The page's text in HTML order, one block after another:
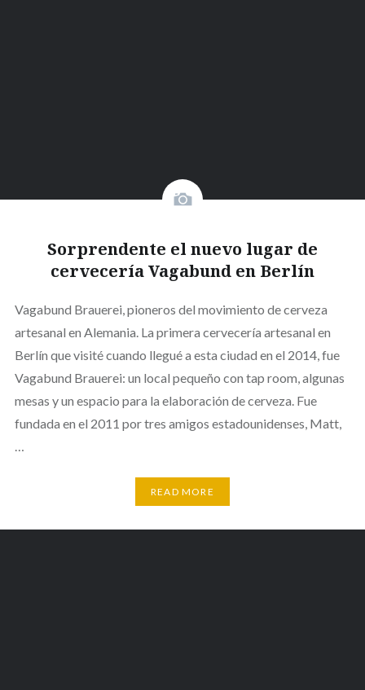
Sorprendente el nuevo lugar de
cervecería Vagabund en Berlín
Vagabund Brauerei, pioneros del movimiento de cerveza
artesanal en Alemania. La primera cervecería artesanal en
Berlín que visité cuando llegué a esta ciudad en el 2014, fue
Vagabund Brauerei: un local pequeño con tap room, algunas
mesas y un espacio para la elaboración de cerveza. Fue
fundada en el 2011 por tres amigos estadounidenses, Matt,
READ MORE